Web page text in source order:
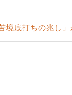
境底打ちの兆し